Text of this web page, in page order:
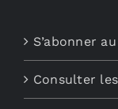
S’abonner
Consulter